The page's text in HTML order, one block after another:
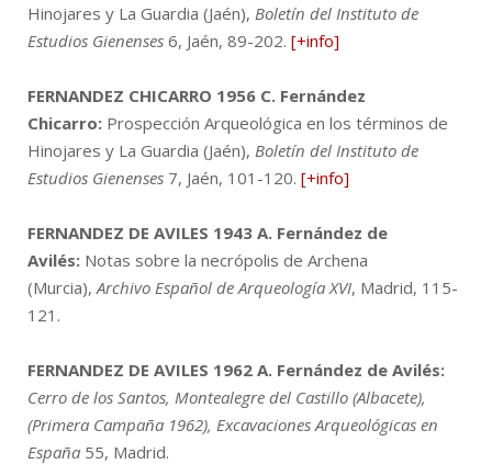
Hinojares y La Guardia (Jaén), Boletín del Instituto de
Estudios Gienenses 6, Jaén, 89-202. [+info]
FERNANDEZ CHICARRO 1956 C. Fernández
Chicarro: Prospección Arqueológica en los términos de
Hinojares y La Guardia (Jaén), Boletín del Instituto de
Estudios Gienenses 7, Jaén, 101-120. [+info]
FERNANDEZ DE AVILES 1943 A. Fernández de
Avilés: Notas sobre la necrópolis de Archena
(Murcia), Archivo Español de Arqueología XVI, Madrid, 115-
121.
FERNANDEZ DE AVILES 1962 A. Fernández de Avilés:
Cerro de los Santos, Montealegre del Castillo (Albacete),
(Primera Campaña 1962), Excavaciones Arqueológicas en
España 55, Madrid.